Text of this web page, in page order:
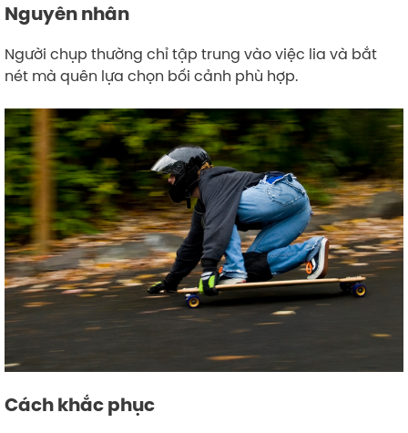
Nguyên nhân
Người chụp thường chỉ tập trung vào việc lia và bắt
nét mà quên lựa chọn bối cảnh phù hợp.
Cách khắc phục